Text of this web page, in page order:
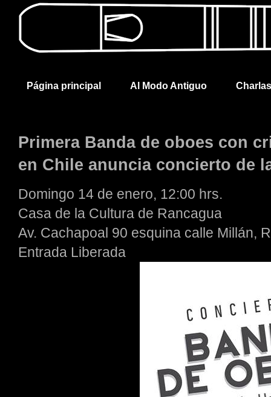
Página principal Al Modo Antiguo
Primera Banda de oboes con
en Chile anuncia concierto de
Domingo 14 de enero, 12:00 hrs.
Casa de la Cultura de Rancagua
Av. Cachapoal 90 esquina calle Millán,
Entrada Liberada